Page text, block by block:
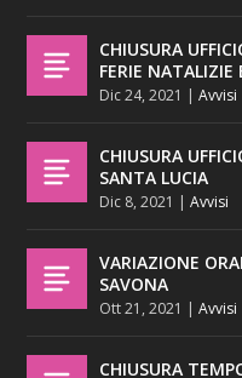
CHIUSURA
FERIE
Dic 24, 2021 |Avvisi
CHIUSURA
SANTA LUCIA
Dic 8, 2021 |Avvisi
VARIAZIONE
SAVONA
Ott 21, 2021 |Avvisi
CHIUSURA